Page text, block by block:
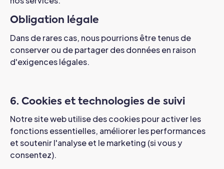
Obligation légale
Dans de rares cas, nous pourrions être tenus de
conserver ou de partager des données en raison
d'exigences légales.
6. Cookies et technologies de suivi
Notre site web utilise des cookies pour activer les
fonctions essentielles, améliorer les performances
et soutenir l'analyse et le marketing (si vous y
consentez).